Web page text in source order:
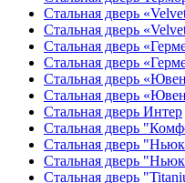
Стальная дверь
Стальная дверь
Стальная дверь
Стальная дверь
Стальная дверь
Стальная дверь
Стальная дверь Интер
Стальная дверь
Стальная дверь
Стальная дверь
Стальная дверь